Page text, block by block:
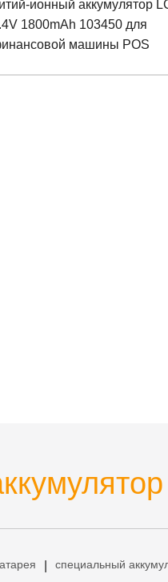
ионный аккумулятор
1800mAh 103450 для
машины POS
специальный